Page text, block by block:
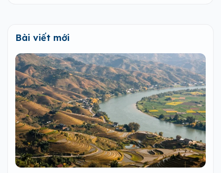
Bài viết mới